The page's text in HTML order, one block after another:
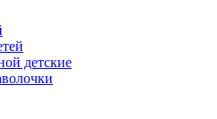
детские